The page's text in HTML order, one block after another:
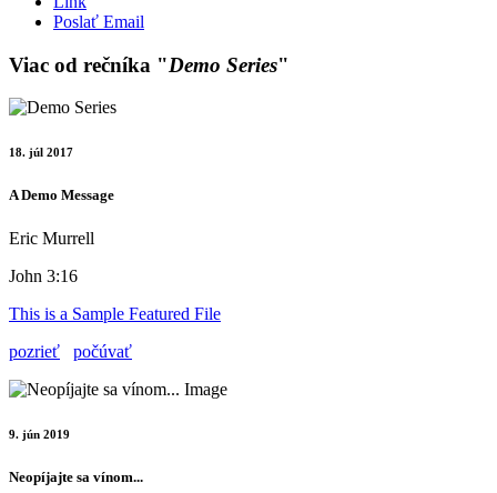
Poslať Email
Viac od rečníka "Demo Series"
18. júl 2017
A Demo Message
Eric Murrell
John 3:16
This is a Sample Featured File
pozrieť
počúvať
9. jún 2019
Neopíjajte sa vínom...